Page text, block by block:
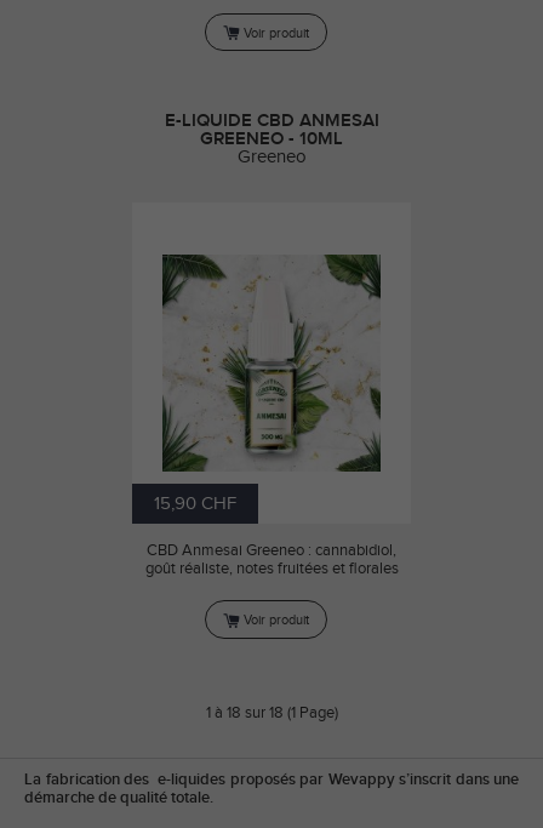
Voir produit
E-LIQUIDE CBD ANMESAI
GREENEO - 10ML
Greeneo
15,90 CHF
CBD Anmesai Greeneo : cannabidiol,
goût réaliste, notes fruitées et florales
Voir produit
1 à 18 sur 18 (1 Page)
La fabrication des e-liquides proposés par Wevappy s’inscrit dans une
démarche de qualité totale.